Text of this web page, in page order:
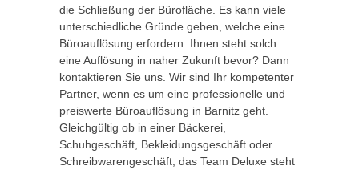
die Schließung der Bürofläche. Es kann viele
unterschiedliche Gründe geben, welche eine
Büroauflösung erfordern. Ihnen steht solch
eine Auflösung in naher Zukunft bevor? Dann
kontaktieren Sie uns. Wir sind Ihr kompetenter
Partner, wenn es um eine professionelle und
preiswerte Büroauflösung in Barnitz geht.
Gleichgültig ob in einer Bäckerei,
Schuhgeschäft, Bekleidungsgeschäft oder
Schreibwarengeschäft, das Team Deluxe steht